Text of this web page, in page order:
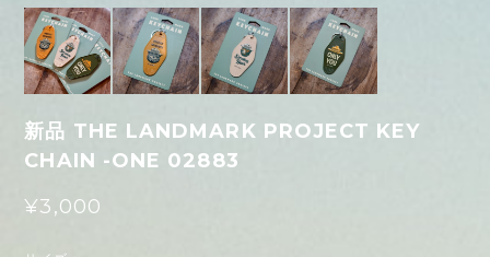
新品 THE LANDMARK PROJECT KEY
CHAIN -ONE 02883
¥3,000